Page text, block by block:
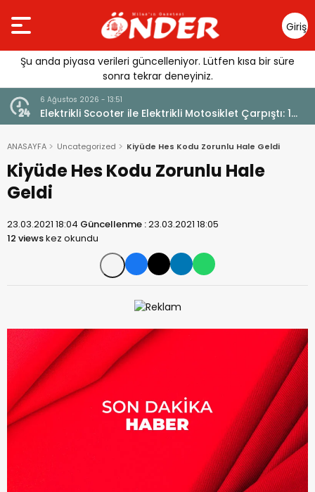
Giriş
Yap
Şu anda piyasa verileri güncelleniyor. Lütfen kısa bir süre
sonra tekrar deneyiniz.
6 Ağustos 2026 - 13:51
Elektrikli Scooter ile Elektrikli Motosiklet Çarpıştı: 1
Yaralı
ANASAYFA Uncategorized Kiyüde Hes Kodu Zorunlu Hale Geldi
Kiyüde Hes Kodu Zorunlu Hale
Geldi
23.03.2021 18:04 Güncellenme :23.03.2021 18:05
12 viewskez okundu